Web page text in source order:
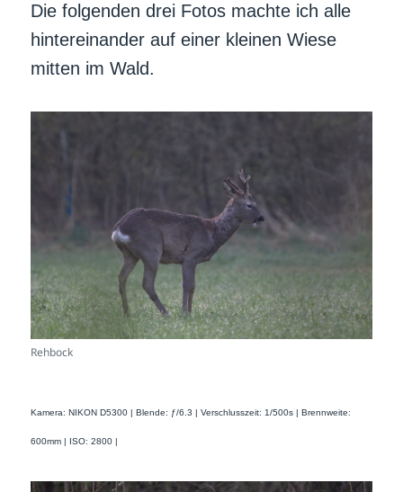
Die folgenden drei Fotos machte ich alle
hintereinander auf einer kleinen Wiese
mitten im Wald.
Rehbock
Kamera: NIKON D5300 | Blende: ƒ/6.3 | Verschlusszeit: 1/500s | Brennweite:
600mm | ISO: 2800 |